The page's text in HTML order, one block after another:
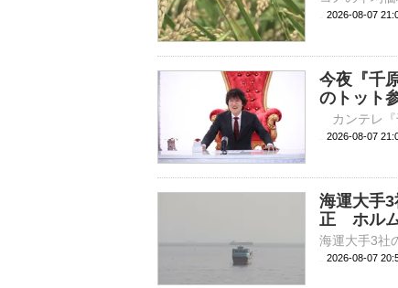
2026-08-07
今夜『千
のトット
2026-08-07
海運大手
正 ホルム
2026-08-07